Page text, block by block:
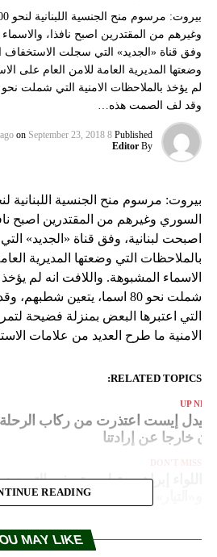
وغيرهم من المقتدرين اصبح نافذا،
وفق قناة «الجديد» التي سجلت الاستخفاف
وضعتها المديرية العامة للامن العام على
وقد لف الصمت هذه…
Published
8 years ago
on September 23, 2018
By
Editor
السوري وغيرهم من المقتدرين اصبح
اصبحت لبنانية، وفق قناة «الجديد»
بالملاحظات التي وضعتها المديرية
الاسماء المشبوهة. واللافت انه لم
شملت نحو 80 اسما، يتعين
التي اعتبرها البعض بمنزلة فضيحة
الامنية ما طرح العديد من علامات
RELATED TOPICS:
UP
إيست اعتذرت من ركاب الرحلة
خارجا عن إرادتنا
اللواء إبراهيم يتولى «تصفير
READING
MAY LIKE